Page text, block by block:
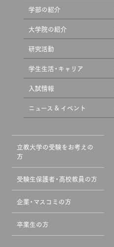
学部の紹介
大学院の紹介
研究活動
学生生活・キャリア
入試情報
ニュース & イベント
立教大学の受験をお考えの
方
受験生保護者・高校教員の方
企業・マスコミの方
卒業生の方